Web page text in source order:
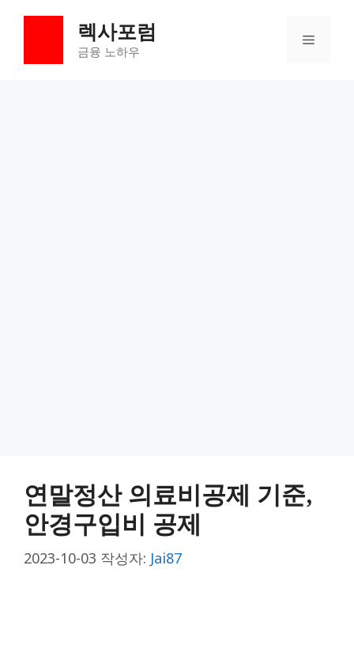
렉사포럼
금융 노하우
메
연말정산 의료비공제 기준,
안경구입비 공제
2023-10-03 작성자: Jai87